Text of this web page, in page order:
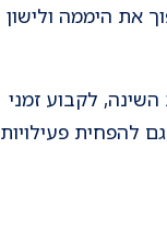
את היממה ולישון
לקבוע זמני
להפחית פעילויות